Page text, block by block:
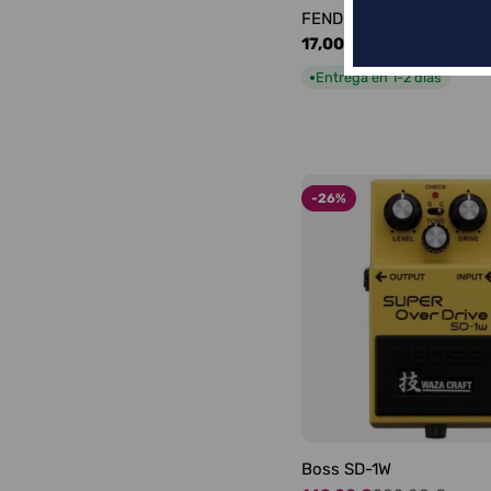
FENDER LOGO
Precio
habitual
17,00 €
●Entrega en 1-2 días
-26%
Boss SD-1W